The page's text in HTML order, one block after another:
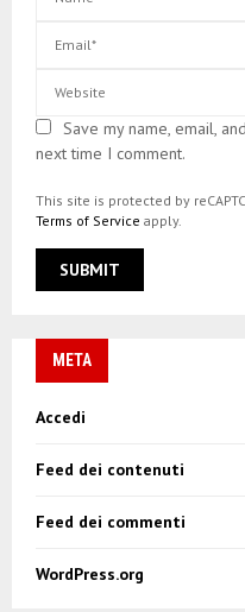
Save my name, email,
next time I comment.
This site is protected by
Terms of Service apply.
META
Accedi
Feed dei contenuti
Feed dei commenti
WordPress.org